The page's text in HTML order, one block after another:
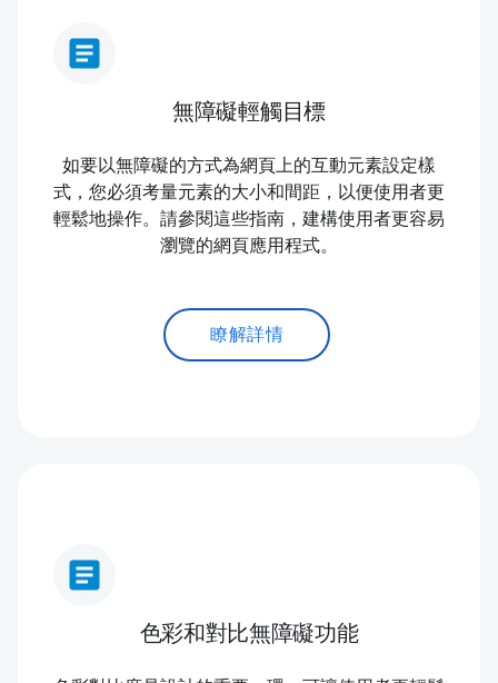
article
無障礙輕觸目標
如要以無障礙的方式為網頁上的互動元素設定樣
式，您必須考量元素的大小和間距，以便使用者更
輕鬆地操作。請參閱這些指南，建構使用者更容易
瀏覽的網頁應用程式。
瞭解詳情
article
色彩和對比無障礙功能